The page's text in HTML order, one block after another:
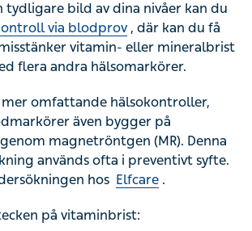
tydligare bild av dina nivåer kan du
via blodprov , där kan du få
vitamin- eller mineralbrist
flera andra hälsomarkörer.
mer omfattande hälsokontroller,
även bygger på
magnetröntgen (MR). Denna
används ofta i preventivt syfte.
hos Elfcare .
på vitaminbrist: